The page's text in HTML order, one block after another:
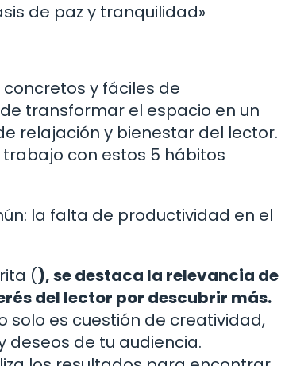
de paz y tranquilidad»
y fáciles de
transformar el espacio en un
relajación y bienestar del lector.
con estos 5 hábitos
la falta de productividad en el
(), se destaca la relevancia de
del lector por descubrir más.
solo es cuestión de creatividad,
de tu audiencia.